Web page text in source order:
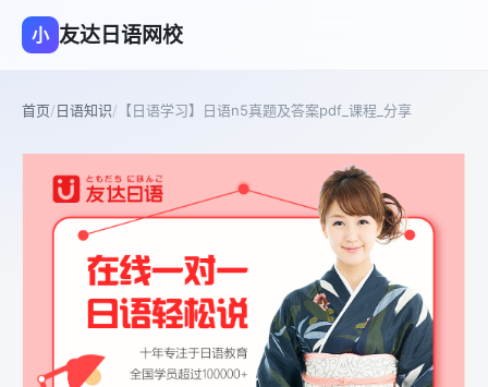
小 友达日语网校
首页/日语知识/ 【日语学习】日语n5真题及答案pdf_课程_分享